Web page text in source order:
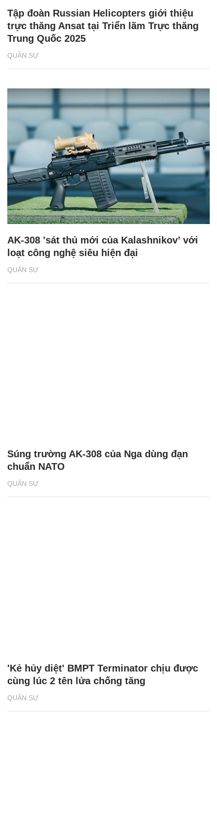
QUÂN SỰ
Tập đoàn Russian Helicopters giới thiệu
trực thăng Ansat tại Triển lãm Trực thăng
Trung Quốc 2025
QUÂN SỰ
AK-308 'sát thủ mới của Kalashnikov’ với
loạt công nghệ siêu hiện đại
QUÂN SỰ
Súng trường AK-308 của Nga dùng đạn
chuẩn NATO
QUÂN SỰ
'Kẻ hủy diệt' BMPT Terminator chịu được
cùng lúc 2 tên lửa chống tăng